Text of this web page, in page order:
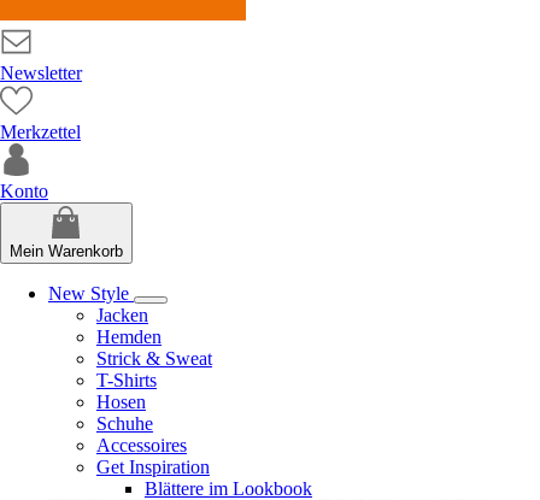
Newsletter
Merkzettel
Konto
Mein Warenkorb
New Style
Jacken
Hemden
Strick & Sweat
T-Shirts
Hosen
Schuhe
Accessoires
Get Inspiration
Blättere im Lookbook